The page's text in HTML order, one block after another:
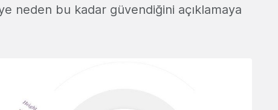
neden bu kadar güvendiğini açıklamaya